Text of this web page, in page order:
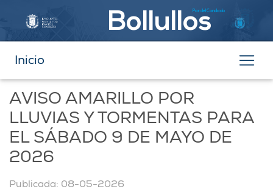
Par del Condado
Bollullos
Inicio
AVISO AMARILLO POR
LLUVIAS Y TORMENTAS PARA
EL SÁBADO 9 DE MAYO DE
2026
Publicada: 08-05-2026